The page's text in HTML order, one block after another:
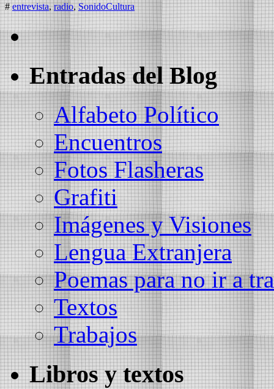
# entrevista,radio,SonidoCultura
Entradas del Blog
Alfabeto Político
Encuentros
Fotos Flasheras
Grafiti
Imágenes y Visiones
Lengua Extranjera
Poemas para no ir a
Textos
Trabajos
Libros y textos